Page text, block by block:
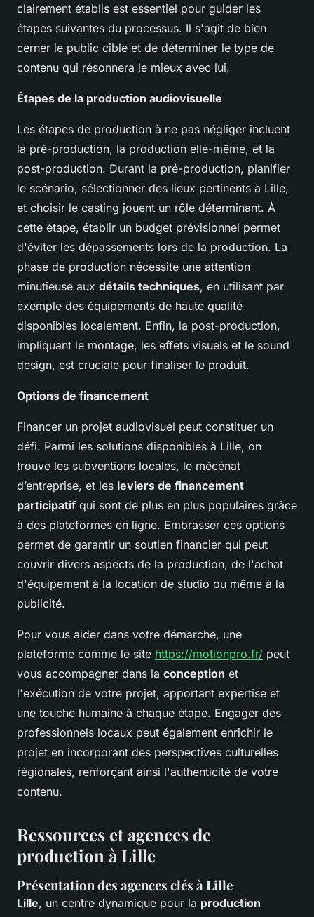
clairement établis est essentiel pour guider les
étapes suivantes du processus. Il s'agit de bien
cerner le public cible et de déterminer le type de
contenu qui résonnera le mieux avec lui.
Étapes de la production audiovisuelle
Les étapes de production à ne pas négliger incluent
la pré-production, la production elle-même, et la
post-production. Durant la pré-production, planifier
le scénario, sélectionner des lieux pertinents à Lille,
et choisir le casting jouent un rôle déterminant. À
cette étape, établir un budget prévisionnel permet
d'éviter les dépassements lors de la production. La
phase de production nécessite une attention
minutieuse aux détails techniques, en utilisant par
exemple des équipements de haute qualité
disponibles localement. Enfin, la post-production,
impliquant le montage, les effets visuels et le sound
design, est cruciale pour finaliser le produit.
Options de financement
Financer un projet audiovisuel peut constituer un
défi. Parmi les solutions disponibles à Lille, on
trouve les subventions locales, le mécénat
d’entreprise, et les leviers de financement
participatif qui sont de plus en plus populaires grâce
à des plateformes en ligne. Embrasser ces options
permet de garantir un soutien financier qui peut
couvrir divers aspects de la production, de l'achat
d'équipement à la location de studio ou même à la
publicité.
Pour vous aider dans votre démarche, une
plateforme comme le site https://motionpro.fr/ peut
vous accompagner dans la conception et
l'exécution de votre projet, apportant expertise et
une touche humaine à chaque étape. Engager des
professionnels locaux peut également enrichir le
projet en incorporant des perspectives culturelles
régionales, renforçant ainsi l'authenticité de votre
contenu.
Ressources et agences de
production à Lille
Présentation des agences clés à Lille
Lille, un centre dynamique pour la production